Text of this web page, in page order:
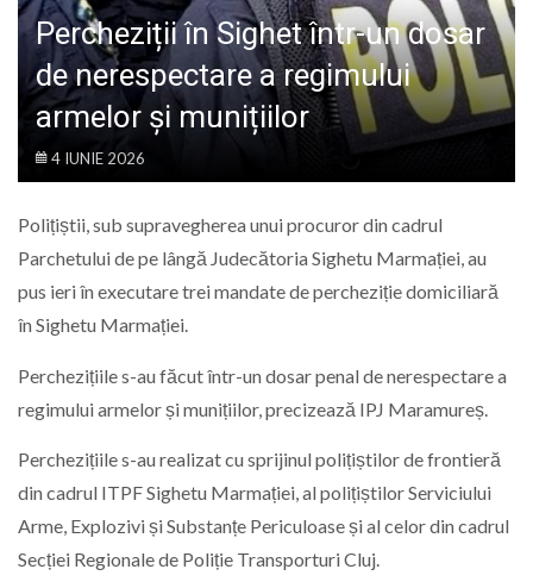
Percheziții în Sighet într-un dosar
de nerespectare a regimului
armelor și munițiilor
4 IUNIE 2026
Polițiștii, sub supravegherea unui procuror din cadrul
Parchetului de pe lângă Judecătoria Sighetu Marmației, au
pus ieri în executare trei mandate de percheziție domiciliară
în Sighetu Marmației.
Perchezițiile s-au făcut într-un dosar penal de nerespectare a
regimului armelor și munițiilor, precizează IPJ Maramureș.
Perchezițiile s-au realizat cu sprijinul polițiștilor de frontieră
din cadrul ITPF Sighetu Marmației, al polițiștilor Serviciului
Arme, Explozivi și Substanțe Periculoase și al celor din cadrul
Secției Regionale de Poliție Transporturi Cluj.